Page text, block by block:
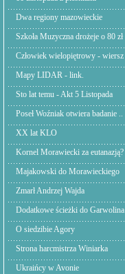
Dwa regiony mazowieckie
Szkoła Muzyczna drożeje o 80 zł
Człowiek wielopiętrowy - wiersz
Mapy LIDAR - link.
Sto lat temu - Akt 5 Listopada
Poseł Woźniak otwiera badanie ..
XX lat KLO
Kornel Morawiecki za eutanazją?
Majakowski do Morawieckiego
Zmarł Andrzej Wajda
Dodatkowe ścieżki do Garwolina
O siedzibie Agory
Strona harcmistrza Winiarka
Ukraińcy w Avonie